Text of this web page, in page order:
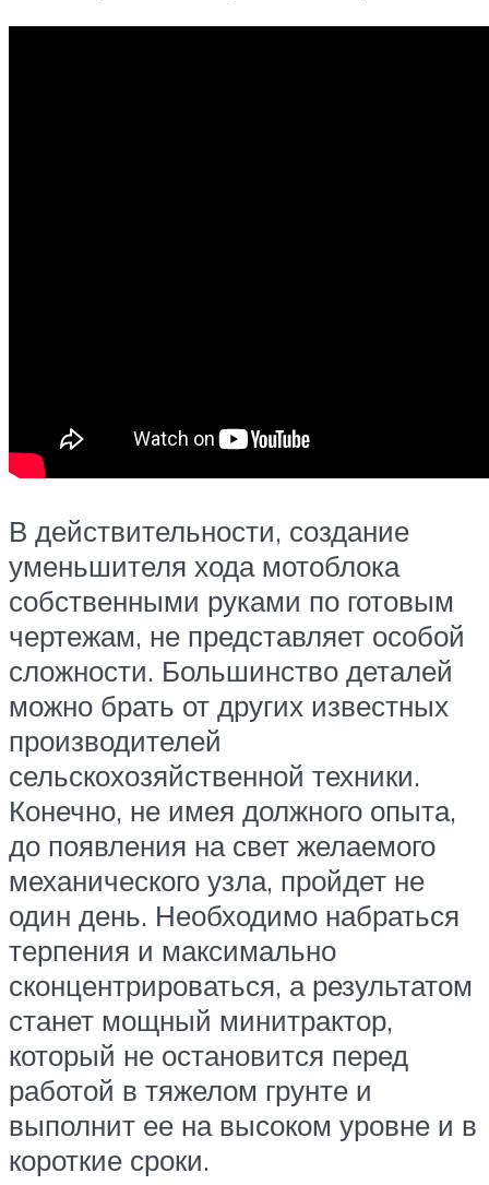
В действительности, создание
уменьшителя хода мотоблока
собственными руками по готовым
чертежам, не представляет особой
сложности. Большинство деталей
можно брать от других известных
производителей
сельскохозяйственной техники.
Конечно, не имея должного опыта,
до появления на свет желаемого
механического узла, пройдет не
один день. Необходимо набраться
терпения и максимально
сконцентрироваться, а результатом
станет мощный минитрактор,
который не остановится перед
работой в тяжелом грунте и
выполнит ее на высоком уровне и в
короткие сроки.